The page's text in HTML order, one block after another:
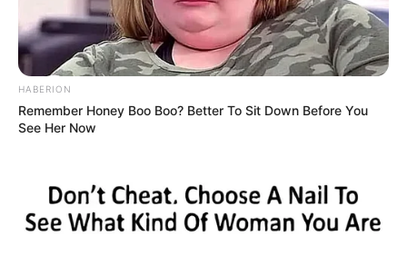
HABERION
Remember Honey Boo Boo? Better To Sit Down Before You
See Her Now